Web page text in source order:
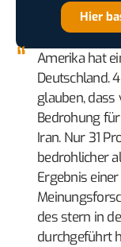
Hier
Amerika hat
Deutschland.
glauben, dass
Bedrohung
Iran. Nur 31
bedrohlicher
Ergebnis
des stern in
durchgeführt